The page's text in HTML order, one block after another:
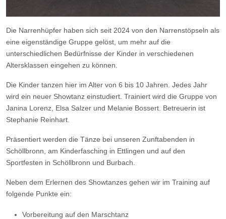
Die Narrenhüpfer haben sich seit 2024 von den Narrenstöpseln als
eine eigenständige Gruppe gelöst, um mehr auf die
unterschiedlichen Bedürfnisse der Kinder in verschiedenen
Altersklassen eingehen zu können.
Die Kinder tanzen hier im Alter von 6 bis 10 Jahren. Jedes Jahr
wird ein neuer Showtanz einstudiert. Trainiert wird die Gruppe von
Janina Lorenz, Elsa Salzer und Melanie Bossert. Betreuerin ist
Stephanie Reinhart.
Präsentiert werden die Tänze bei unseren Zunftabenden in
Schöllbronn, am Kinderfasching in Ettlingen und auf den
Sportfesten in Schöllbronn und Burbach.
Neben dem Erlernen des Showtanzes gehen wir im Training auf
folgende Punkte ein:
Vorbereitung auf den Marschtanz